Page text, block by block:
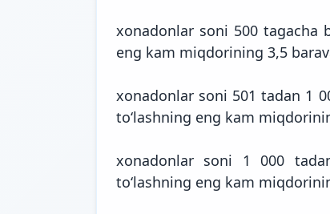
xonadonlar soni 500 tagacha
eng kam miqdorining 3,5
xonadonlar soni 501 tadan 1
to‘lashning eng kam
xonadonlar soni 1 000
to‘lashning eng kam